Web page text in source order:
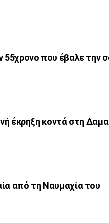
55χρονο που έβαλε την
έκρηξη κοντά στη
από τη Ναυμαχία του